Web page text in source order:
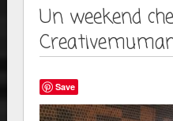
Un weekend
Save